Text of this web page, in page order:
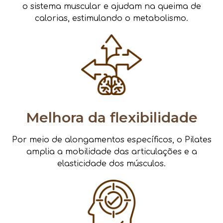
o sistema muscular e ajudam na queima de
calorias, estimulando o metabolismo.
Melhora da flexibilidade
Por meio de alongamentos específicos, o Pilates
amplia a mobilidade das articulações e a
elasticidade dos músculos.